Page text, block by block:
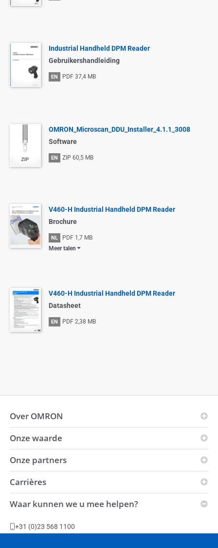
Industrial Handheld DPM Reader
Gebruikershandleiding
EN PDF 37,4 MB
OMRON_Microscan_DDU_Installer_4.1.1_3008
Software
EN ZIP 60,5 MB
V460-H Industrial Handheld DPM Reader
Brochure
NL PDF 1,7 MB
Meer talen
V460-H Industrial Handheld DPM Reader
Datasheet
EN PDF 2,38 MB
Over OMRON
OMRON-principes
Wereldwijde aanwezigheid
Milieu
Duurzaamheid
Slavery Act-verklaring
Onze waarde
Visie
Kracht
Automation Center
Productiefaciliteiten
Onze partners
Innovation Partners
Carrières
Vacatures
Waar kunnen we u mee helpen?
+31 (0)23 568 1100